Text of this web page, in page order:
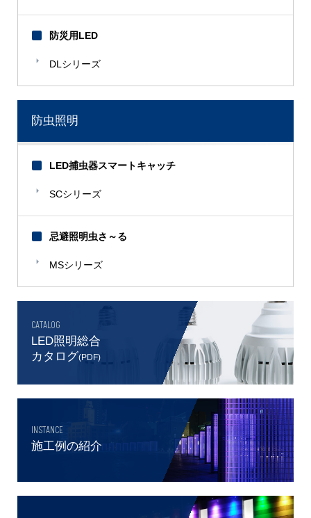
防災用LED
DLシリーズ
防虫照明
LED捕虫器スマートキャッチ
SCシリーズ
忌避照明虫さ～る
MSシリーズ
CATALOG
LED照明総合
カタログ(PDF)
INSTANCE
施工例の紹介